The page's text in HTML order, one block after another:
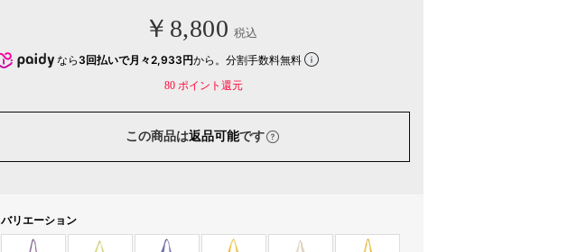
￥8,800 税込
なら 3回払いで月々2,933円から。分割手数料無料
80ポイント還元
この商品は返品可能です
バリエーション